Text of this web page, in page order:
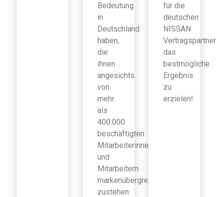
Bedeutung
in
Deutschland
haben,
die
ihnen
angesichts
von
mehr
als
400.000
beschäftigten
Mitarbeiterinnen
und
Mitarbeitern
markenübergreifend
zustehen.
für die
deutschen
NISSAN
Vertragspartner
das
bestmögliche
Ergebnis
zu
erzielen!